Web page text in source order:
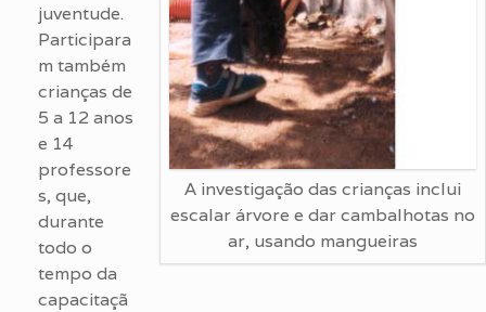
A investigação das crianças inclui
escalar árvore e dar cambalhotas no
ar, usando mangueiras
juventude.
Participara
m também
crianças de
5 a 12 anos
e 14
professore
s, que,
durante
todo o
tempo da
capacitaçã